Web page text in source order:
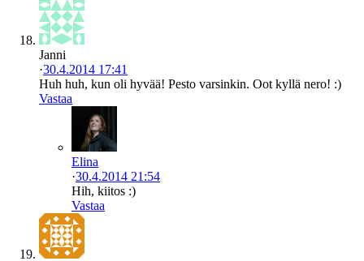
Janni
·30.4.2014 17:41
Huh huh, kun oli hyvää! Pesto varsinkin. Oot kyllä nero! :)
Vastaa
Elina
·30.4.2014 21:54
Hih, kiitos :)
Vastaa